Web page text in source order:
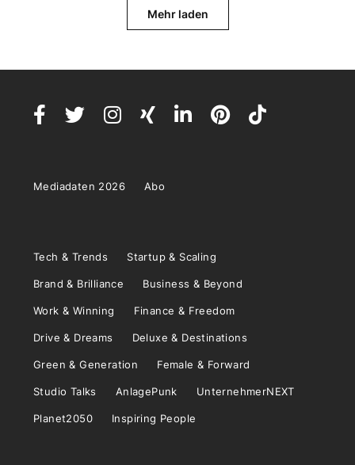
Mehr laden
Mediadaten 2026 Abo
Tech & Trends Startup & Scaling
Brand & Brilliance Business & Beyond
Work & Winning Finance & Freedom
Drive & Dreams Deluxe & Destinations
Green & Generation Female & Forward
Studio Talks AnlagePunk UnternehmerNEXT
Planet2050 Inspiring People